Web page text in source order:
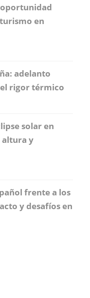
oportunidad
en
adelanto
rigor térmico
solar en
altura y
frente a los
y desafíos en